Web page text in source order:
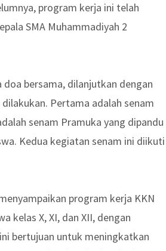
program kerja ini telah
SMA Muhammadiyah 2
bersama, dilanjutkan dengan
Pertama adalah senam
senam Pramuka yang dipandu
Kedua kegiatan senam ini diikuti
program kerja KKN
kelas X, XI, dan XII, dengan
bertujuan untuk meningkatkan